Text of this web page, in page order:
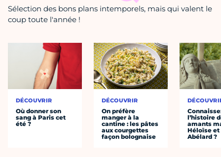
Sélection des bons plans intemporels, mais qui valent le
coup toute l'année !
DÉCOUVRIR
Où donner son
sang à Paris cet
été ?
DÉCOUVRIR
On préfère
manger à la
cantine : les pâtes
aux courgettes
façon bolognaise
l’histoire
amants
Héloïse et
Abélard ?